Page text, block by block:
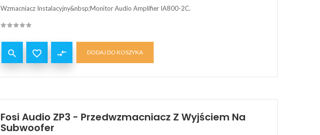
Wzmacniacz Instalacyjny&nbsp;Monitor Audio Amplifier IA800-2C.
  compare_arrows DODAJ DO KOSZYKA
Fosi Audio ZP3 - Przedwzmacniacz Z Wyjściem Na
Subwoofer